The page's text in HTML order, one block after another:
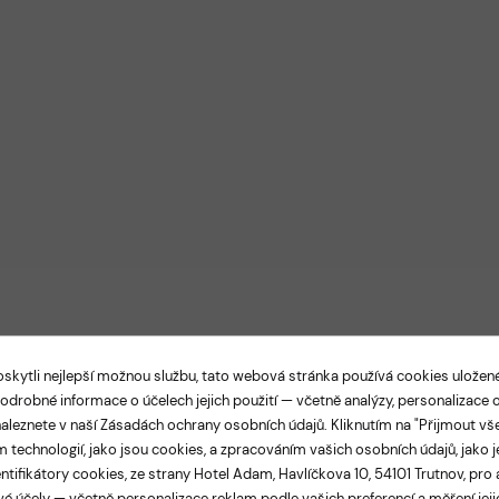
A TRADICE V SAMOTNÉM SRDCI
nejlepší možnou službu, tato webová stránka používá cookies
informace o účelech jejich použití — včetně analýzy, personalizace
v našíZásadách ochrany osobních údajů. Kliknutím na "Přijmout
technologií, jako jsou cookies, a zpracováním vašich osobních údajů, jako
cookies, ze strany Hotel Adam, Havlíčkova 10, 54101 Trutnov, pro